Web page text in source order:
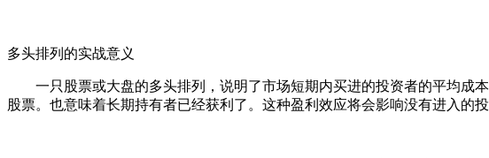
多头排列的实战意义
一只股票或大盘的多头排列，说明了市场短期内买进的投资者的平均成
股票。也意味着长期持有者已经获利了。这种盈利效应将会影响没有进入的